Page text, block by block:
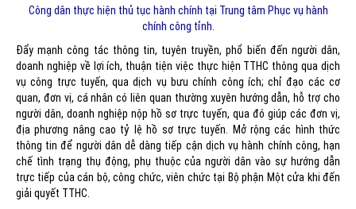
Công dân thực hiện thủ tục hành chính tại Trung tâm Phục vụ hành
chính công tỉnh.
Đẩy mạnh công tác thông tin, tuyên truyền, phổ biến đến người dân,
doanh nghiệp về lợi ích, thuận tiện việc thực hiện TTHC thông qua dịch
vụ công trực tuyến, qua dịch vụ bưu chính công ích; chỉ đạo các cơ
quan, đơn vị, cá nhân có liên quan thường xuyên hướng dẫn, hỗ trợ cho
người dân, doanh nghiệp nộp hồ sơ trực tuyến, qua đó giúp các đơn vị,
địa phương nâng cao tỷ lệ hồ sơ trực tuyến. Mở rộng các hình thức
thông tin để người dân dễ dàng tiếp cận dịch vụ hành chính công, hạn
chế tình trạng thụ động, phụ thuộc của người dân vào sự hướng dẫn
trực tiếp của cán bộ, công chức, viên chức tại Bộ phận Một cửa khi đến
giải quyết TTHC.